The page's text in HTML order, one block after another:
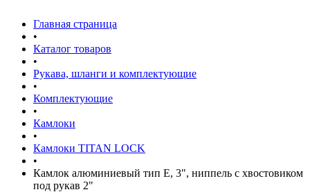
Главная страница
•
Каталог товаров
•
Рукава, шланги и комплектующие
•
Комплектующие
•
Камлоки
•
Камлоки TITAN LOCK
•
Камлок алюминиевый тип E, 3", ниппель с хвостовиком
под рукав 2"